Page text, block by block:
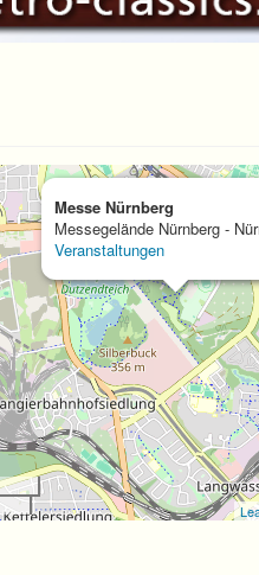
Messe Nürnberg
Messegelände Nürnberg -
Veranstaltungen